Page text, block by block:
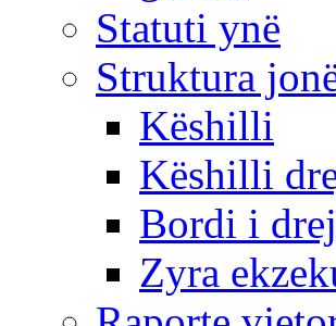
Statuti ynë
Struktura
Këshilli
Këshilli
Bordi i
Zyra